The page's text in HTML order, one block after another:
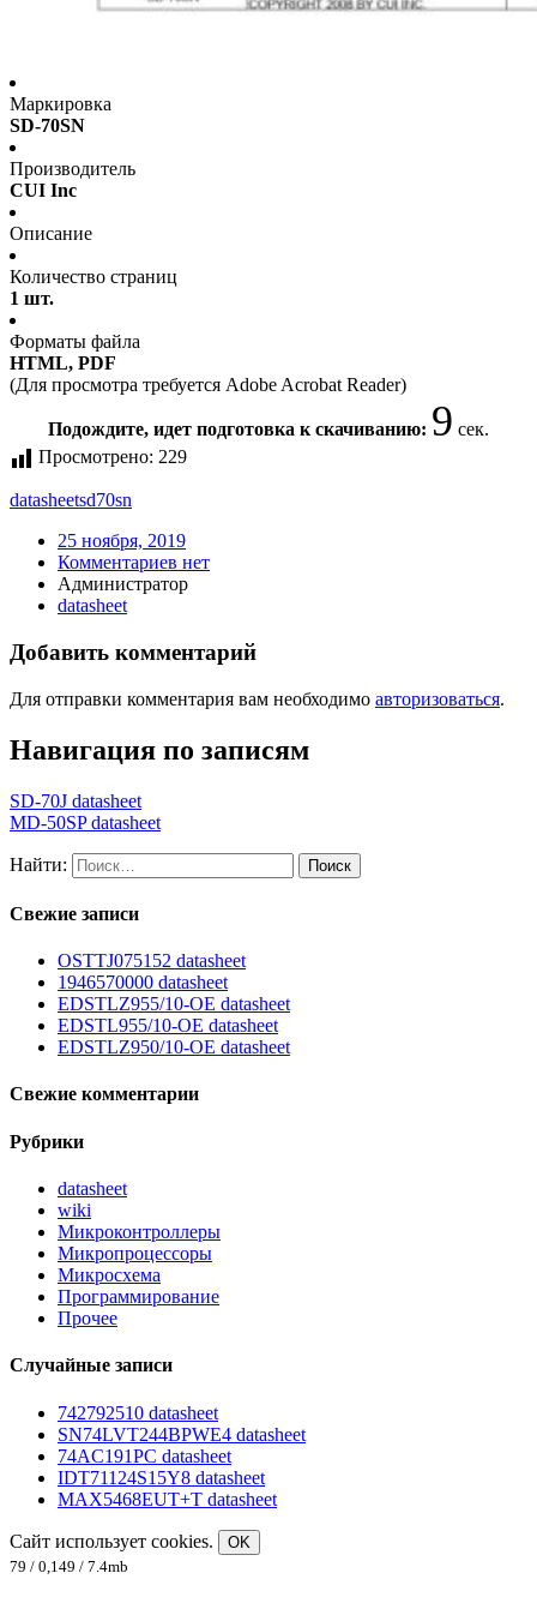
Маркировка
SD-70SN
Производитель
CUI Inc
Описание
Количество страниц
1 шт.
Форматы файла
HTML, PDF
(Для просмотра требуется Adobe Acrobat Reader)
Подождите, идет подготовка к скачиванию: 9 сек.
Просмотрено: 229
datasheetsd70sn
25 ноября, 2019
Комментариев нет
Администратор
datasheet
Добавить комментарий
Для отправки комментария вам необходимо авторизоваться.
Навигация по записям
SD-70J datasheet
MD-50SP datasheet
Найти:
Свежие записи
OSTTJ075152 datasheet
1946570000 datasheet
EDSTLZ955/10-OE datasheet
EDSTL955/10-OE datasheet
EDSTLZ950/10-OE datasheet
Свежие комментарии
Рубрики
datasheet
wiki
Микроконтроллеры
Микропроцессоры
Микросхема
Программирование
Прочее
Случайные записи
742792510 datasheet
SN74LVT244BPWE4 datasheet
74AC191PC datasheet
IDT71124S15Y8 datasheet
MAX5468EUT+T datasheet
Сайт использует cookies.
OK
79 / 0,149 / 7.4mb